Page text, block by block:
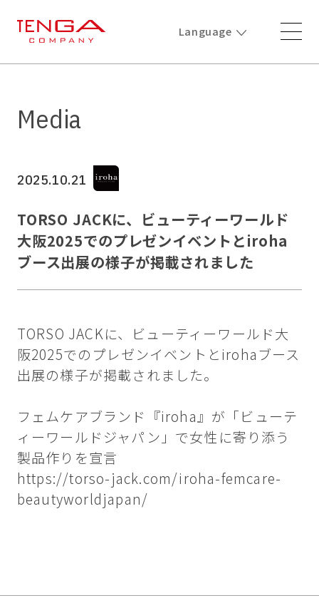
Language
Media
2025.10.21
TORSO JACKに、ビューティーワールド
大阪2025でのプレゼンイベントとiroha
ブース出展の様子が掲載されました
TORSO JACKに、ビューティーワールド大
阪2025でのプレゼンイベントとirohaブース
出展の様子が掲載されました。
フェムケアブランド『iroha』が「ビューテ
ィーワールドジャパン」で女性に寄り添う
製品作りを宣言
https://torso-jack.com/iroha-femcare-
beautyworldjapan/